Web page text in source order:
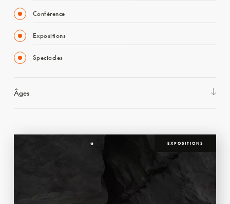
Conférence
Expositions
Spectacles
Âges
EXPOSITIONS